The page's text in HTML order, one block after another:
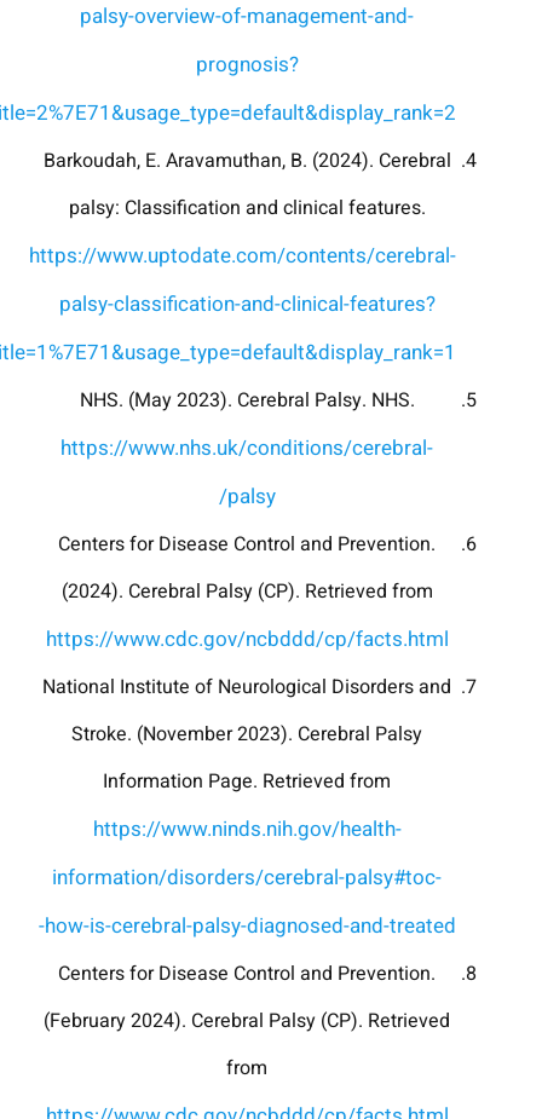
palsy-overview-of-management-and-
prognosis?
Barkoudah, E. Aravamuthan, B. (2024). Cerebral
palsy: Classification and clinical features.
https://www.uptodate.com/contents/cerebral-
palsy-classification-and-clinical-features?
NHS. (May 2023). Cerebral Palsy. NHS.
https://www.nhs.uk/conditions/cerebral-
palsy/
Centers for Disease Control and Prevention.
(2024). Cerebral Palsy (CP). Retrieved from
https://www.cdc.gov/ncbddd/cp/facts.html
National Institute of Neurological Disorders and
Stroke. (November 2023). Cerebral Palsy
Information Page. Retrieved from
https://www.ninds.nih.gov/health-
information/disorders/cerebral-palsy#toc-
how-is-cerebral-palsy-diagnosed-and-treated-
Centers for Disease Control and Prevention.
(February 2024). Cerebral Palsy (CP). Retrieved
from